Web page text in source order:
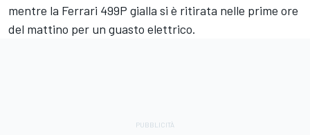
mentre la Ferrari 499P gialla si è ritirata nelle prime ore
del mattino per un guasto elettrico.